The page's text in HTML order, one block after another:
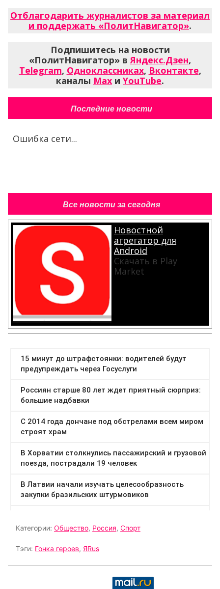
Отблагодарить журналистов за материал
и поддержать «ПолитНавигатор».
Подпишитесь на новости
«ПолитНавигатор» вЯндекс.Дзен,
Telegram, Одноклассниках, Вконтакте,
каналы Max и YouTube.
Последние новости
Ошибка сети...
Все новости за сегодня
Новостной
агрегатор для
Android
Скачать в Play
Market
Категории: Общество, Россия, Спорт
Тэги: Гонка героев, ЯRus